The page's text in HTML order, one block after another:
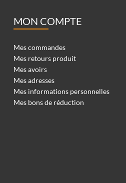
MON COMPTE
Mes commandes
Mes retours produit
Mes avoirs
Mes adresses
Mes informations personnelles
Mes bons de réduction